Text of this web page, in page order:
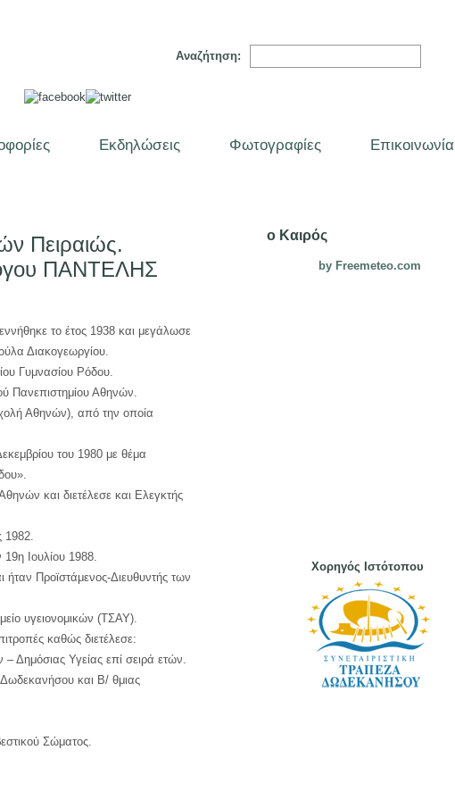
Αναζήτηση:
Εκδηλώσεις Φωτογραφίες Επικοινωνία
Πειραιώς.
ΠΑΝΤΕΛΗΣ
το έτος 1938 και μεγάλωσε
Διακογεωργίου.
Γυμνασίου Ρόδου.
Πανεπιστημίου Αθηνών.
Αθηνών), από την οποία
του 1980 με θέμα
και διετέλεσε και Ελεγκτής
1982.
19η Ιουλίου 1988.
Προϊστάμενος-Διευθυντής των
υγειονομικών (ΤΣΑΥ).
καθώς διετέλεσε:
Δημόσιας Υγείας επί σειρά ετών.
Δωδεκανήσου και Β/ θμιας
Σώματος.
ο Καιρός
by Freemeteo.com
Χορηγός Ιστότοπου